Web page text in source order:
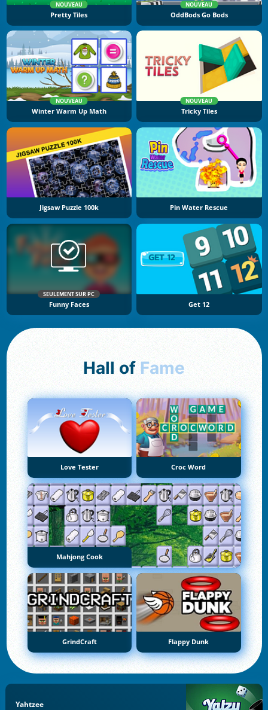
NOUVEAU
Pretty Tiles
NOUVEAU
OddBods Go Bods
NOUVEAU
Winter Warm Up Math
NOUVEAU
Tricky Tiles
Jigsaw Puzzle 100k Pin Water Rescue
SEULEMENT SUR PC
Funny Faces Get 12
Hall of Fame
Love Tester Croc Word
Mahjong Cook
GrindCraft Flappy Dunk
Yahtzee